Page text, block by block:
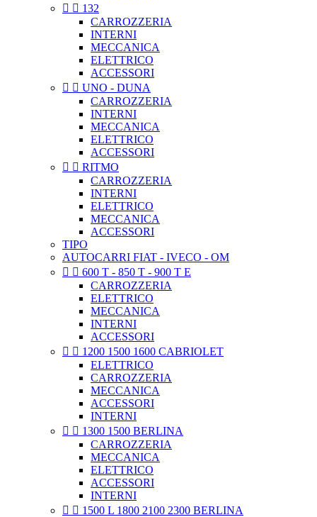
  132
CARROZZERIA
INTERNI
MECCANICA
ELETTRICO
ACCESSORI
  UNO - DUNA
CARROZZERIA
INTERNI
MECCANICA
ELETTRICO
ACCESSORI
  RITMO
CARROZZERIA
INTERNI
ELETTRICO
MECCANICA
ACCESSORI
TIPO
AUTOCARRI FIAT - IVECO - OM
  600 T - 850 T - 900 T E
CARROZZERIA
ELETTRICO
MECCANICA
INTERNI
ACCESSORI
  1200 1500 1600 CABRIOLET
ELETTRICO
CARROZZERIA
MECCANICA
ACCESSORI
INTERNI
  1300 1500 BERLINA
CARROZZERIA
MECCANICA
ELETTRICO
ACCESSORI
INTERNI
  1500 L 1800 2100 2300 BERLINA